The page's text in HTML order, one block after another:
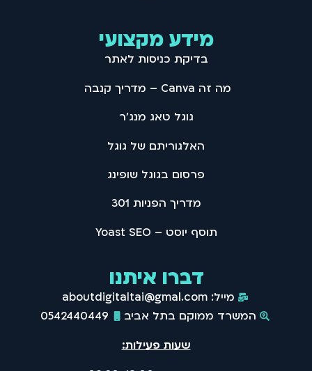
מידע מקצועי
בדיקת כניסות לאתר
מה זה Canva – מדריך קנבה
גוגל טאג מנג'ר
האלגוריתם של גוגל
פרסום בגוגל שופינג
מדריך הפניות 301
תוסף יוסט – Yoast SEO
דברו איתנו
מייל: aboutdigitaltai@gmail.com
המשרד ממוקם בתל אביב
0542440449
שעות פעילות: